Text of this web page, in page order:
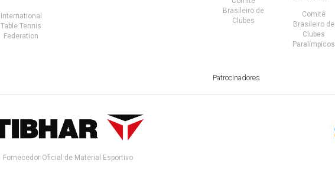
International
Table Tennis
Federation
Brasileiro de
Clubes
Comitê
Brasileiro de
Clubes
Paralímpicos
Patrocinadores
Fornecedor Oficial de Material Esportivo